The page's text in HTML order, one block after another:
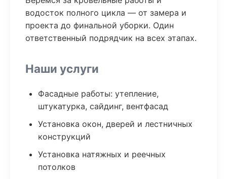
водосток полного цикла — от замера и
проекта до финальной уборки. Один
ответственный подрядчик на всех этапах.
Наши услуги
Фасадные работы: утепление,
штукатурка, сайдинг, вентфасад
Установка окон, дверей и лестничных
конструкций
Установка натяжных и реечных
потолков